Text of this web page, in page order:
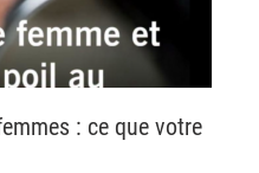
: ce que votre